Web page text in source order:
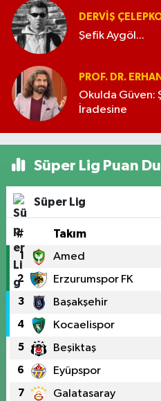
DERVIŞ
Şefik Aygöl...
PROF. DR.
Okulda Güven:
İradesine
Süper Lig Puan
Süper Lig
# Takım
1 Amed
2 Erzurumspor FK
3 Başakşehir
4 Kocaelispor
5 Beşiktaş
6 Eyüpspor
7 Galatasaray